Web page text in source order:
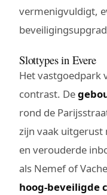
vermenigvuldigt,
Slottypes in Evere
Het vastgoedpark
contrast. De
rond de
zijn vaak uitgerust
en verouderde
als Nemef of
hoog-beveiligde